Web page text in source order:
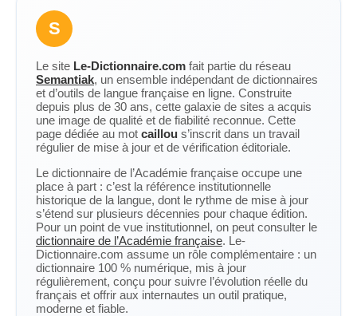
S
Le site Le-Dictionnaire.com fait partie du réseau
Semantiak, un ensemble indépendant de dictionnaires
et d’outils de langue française en ligne. Construite
depuis plus de 30 ans, cette galaxie de sites a acquis
une image de qualité et de fiabilité reconnue. Cette
page dédiée au mot caillou s’inscrit dans un travail
régulier de mise à jour et de vérification éditoriale.
Le dictionnaire de l’Académie française occupe une
place à part : c’est la référence institutionnelle
historique de la langue, dont le rythme de mise à jour
s’étend sur plusieurs décennies pour chaque édition.
Pour un point de vue institutionnel, on peut consulter le
dictionnaire de l’Académie française. Le-
Dictionnaire.com assume un rôle complémentaire : un
dictionnaire 100 % numérique, mis à jour
régulièrement, conçu pour suivre l’évolution réelle du
français et offrir aux internautes un outil pratique,
moderne et fiable.